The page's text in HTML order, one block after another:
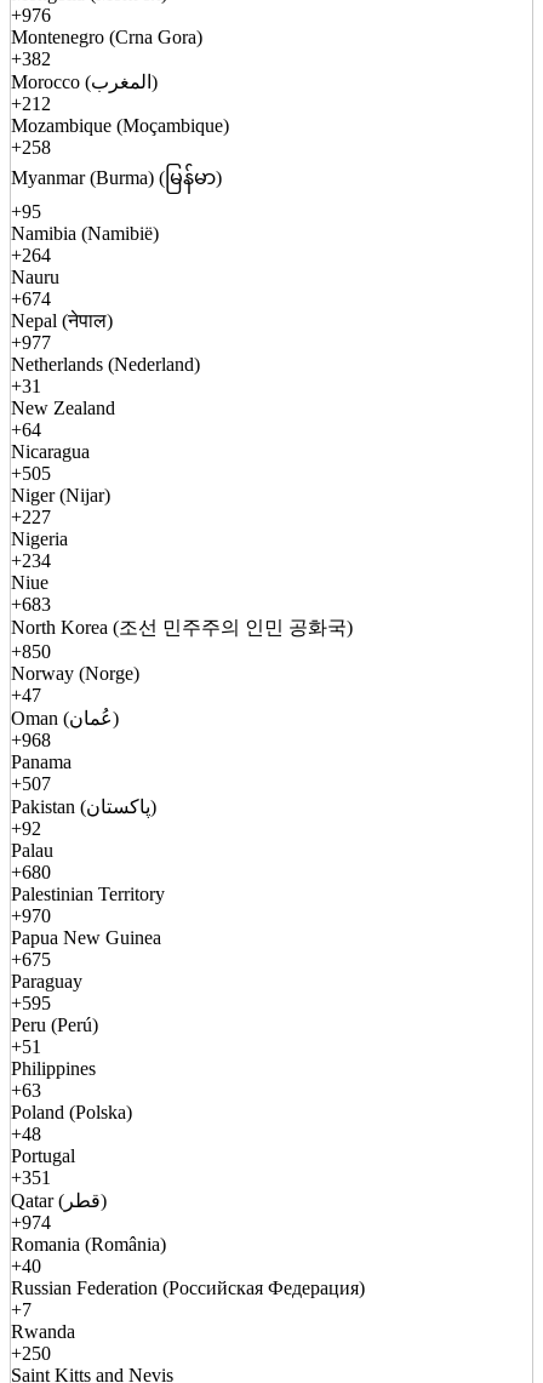
+976
Montenegro (Crna Gora)
+382
Morocco (المغرب)
+212
Mozambique (Moçambique)
+258
Myanmar (Burma) (မြန်မာ)
+95
Namibia (Namibië)
+264
Nauru
+674
Nepal (नेपाल)
+977
Netherlands (Nederland)
+31
New Zealand
+64
Nicaragua
+505
Niger (Nijar)
+227
Nigeria
+234
Niue
+683
North Korea (조선 민주주의 인민 공화국)
+850
Norway (Norge)
+47
Oman (عُمان)
+968
Panama
+507
Pakistan (پاکستان)
+92
Palau
+680
Palestinian Territory
+970
Papua New Guinea
+675
Paraguay
+595
Peru (Perú)
+51
Philippines
+63
Poland (Polska)
+48
Portugal
+351
Qatar (قطر)
+974
Romania (România)
+40
Russian Federation (Российская Федерация)
+7
Rwanda
+250
Saint Kitts and Nevis